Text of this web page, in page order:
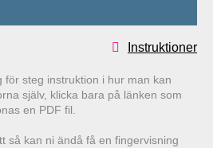
Instruktioner
för steg instruktion i hur man kan
själv, klicka bara på länken som
en PDF fil.
så kan ni ändå få en fingervisning